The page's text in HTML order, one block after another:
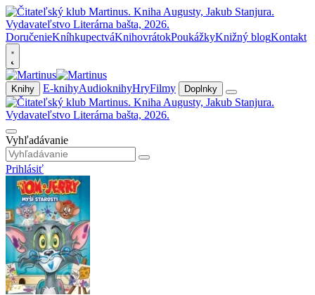
DoručenieKníhkupectváKnihovrátokPoukážkyKnižný blogKontakt
Knihy E-knihyAudioknihyHryFilmy Doplnky
Vyhľadávanie
Prihlásiť